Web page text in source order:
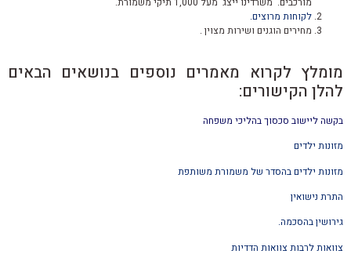
לקוחות מרוצים.
מחירים הוגנים ושירות מצוין .
מומלץ לקרוא מאמרים נוספים בנושאים הבאים
להלן הקישורים:
בקשה ליישוב סכסוך בהליכי משפחה
מזונות ילדים
מזונות ילדים בהסדר של משמורת משותפת
התרת נישואין
גירושין בהסכמה.
צוואות לרבות צוואות הדדיות